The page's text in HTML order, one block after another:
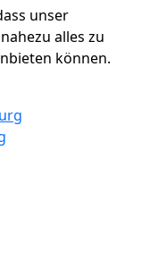
unser
alles zu
können.